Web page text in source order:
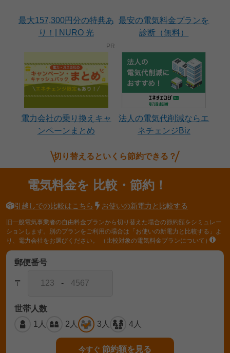
最大157,300円分の特典あ
り！| NURO 光
最安の電気料金プランを
診断（無料）
電力会社の乗り換えキャ
ンペーンまとめ
法人の電気代削減ならエ
ネチェンジBiz
切り替えるといくら節約できる？
電気料金を 比較・節約！
引越しでの比較はこちら お使いの新電力と比較する
旧一般電気事業者の自由料金プランから切り替えた場合の節約額をシミュレー
ションします。別のプランをご利用の場合は「お使いの新電力と比較する」よ
り、電力会社をお選びください。
（比較対象の電気料金プランについて）
郵便番号
〒 -
世帯人数
1人
2人 3人 4人
今すぐ 節約額を見る